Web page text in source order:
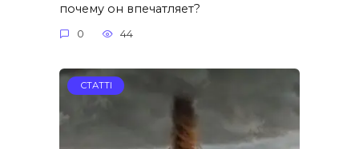
почему он впечатляет?
0 44
СТАТТІ